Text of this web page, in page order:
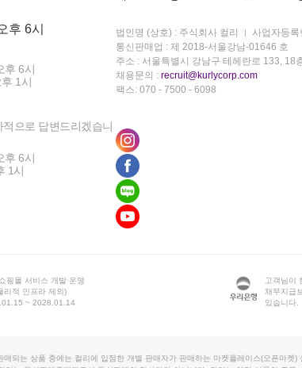
후 6시
후 6시
1시
으로 답변드리겠습니
후 6시
1시
법인명 (상호) : 주식회사 컬리 사업자등
통신판매업 : 제 2018-서울강남-01646 호
주소 : 서울특별시 강남구 테헤란로 133, 18
채용문의 : recruit@kurlycorp.com
팩스: 070 - 7500 - 6098
핑몰 서비스 개발·운영
리적 인프라 제외)
~ 2028.01.14
고객님이
채무지급
있습니다.
매되는 상품 중에는 컬리에 입점한 개별 판매자가 판매하는 마켓플레이스(오픈마켓)